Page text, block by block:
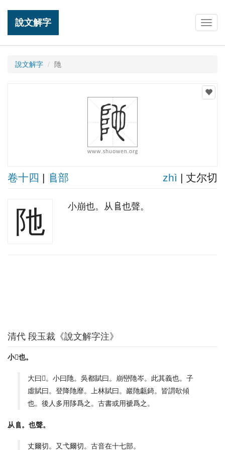
說文解字
說文解字 阤
卷十四 | 𨸏部 zhì | 丈尔切
阤 小崩也。从𨸏也聲。
清代 段玉裁《說文解字注》
小𡹔也。
大曰𡹔。小曰阤。吳都賦曰。崩巒阤岑。此其義也。子
虛賦曰。登降阤靡。上林賦曰。巖阤甗錡。皆謂欹傾
也。後人多用陊爲之。古書或用褫爲之。
从𨸏。也聲。
丈爾切。又弋爾切。古音在十七部。